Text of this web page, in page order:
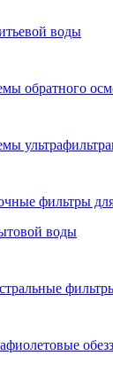
воды
обратного
фильтры
воды